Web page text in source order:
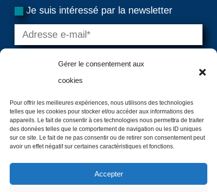
Gérer le consentement aux
cookies
Pour offrir les meilleures expériences, nous utilisons des technologies
telles que les cookies pour stocker et/ou accéder aux informations des
appareils. Le fait de consentir à ces technologies nous permettra de traiter
des données telles que le comportement de navigation ou les ID uniques
sur ce site. Le fait de ne pas consentir ou de retirer son consentement peut
avoir un effet négatif sur certaines caractéristiques et fonctions.
Accepter
Je suis intéressé par la newsletter
10 + 8= VALIDER
Copyright @2024 – Canoe Diffusion – Tous droits
Réservés